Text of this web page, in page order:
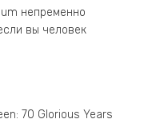
непременно
вы человек
70 Glorious Years